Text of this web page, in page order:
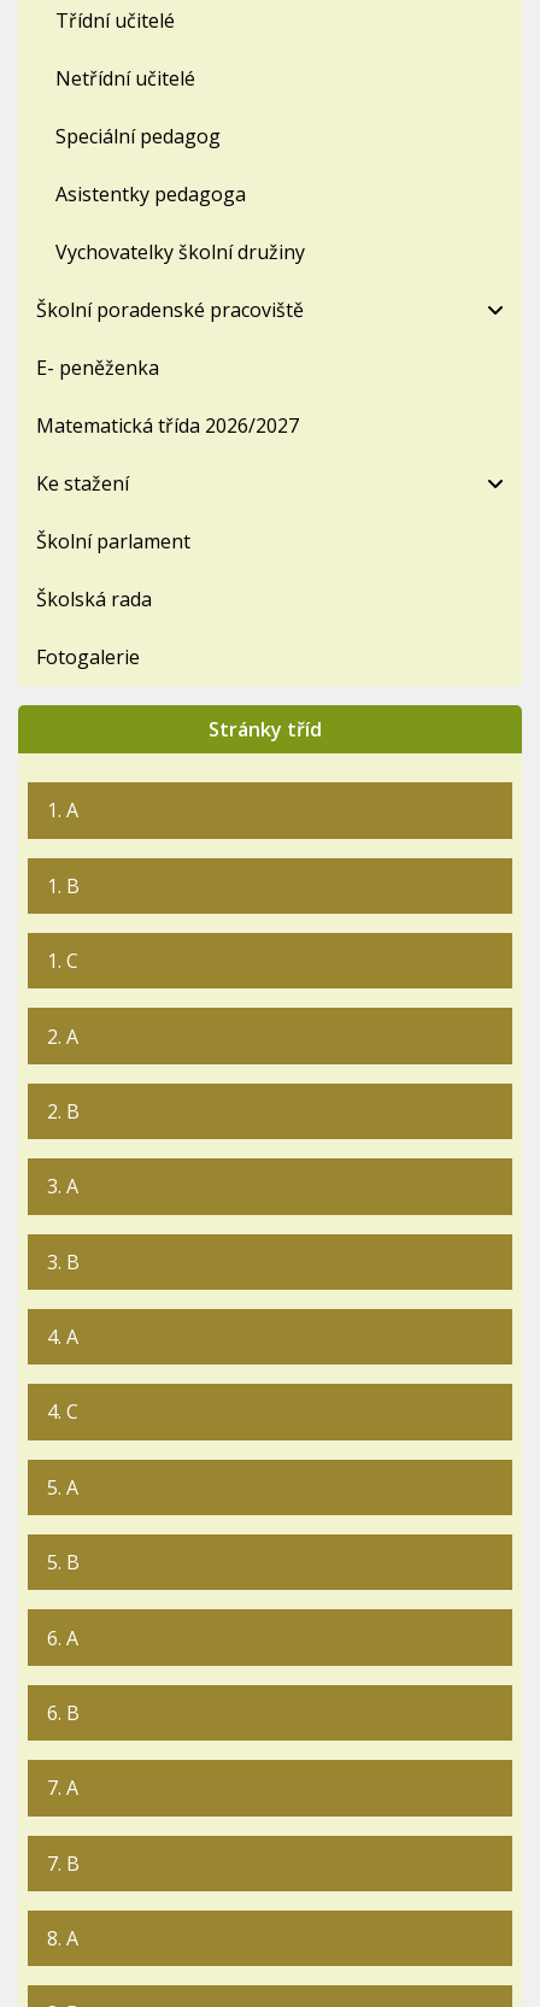
Třídní učitelé
Netřídní učitelé
Speciální pedagog
Asistentky pedagoga
Vychovatelky školní družiny
Školní poradenské pracoviště
E- peněženka
Matematická třída 2026/2027
Ke stažení
Školní parlament
Školská rada
Fotogalerie
Stránky tříd
1. A
1. B
1. C
2. A
2. B
3. A
3. B
4. A
4. C
5. A
5. B
6. A
6. B
7. A
7. B
8. A